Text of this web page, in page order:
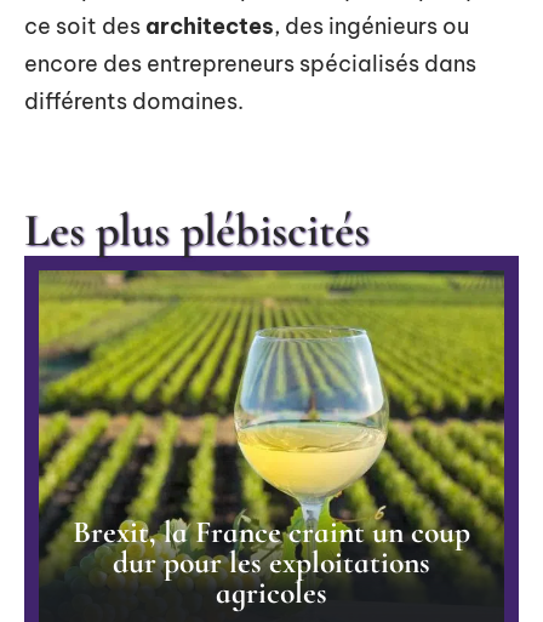
ce soit des architectes, des ingénieurs ou
encore des entrepreneurs spécialisés dans
différents domaines.
Les plus plébiscités
Brexit, la France craint un coup
dur pour les exploitations
agricoles